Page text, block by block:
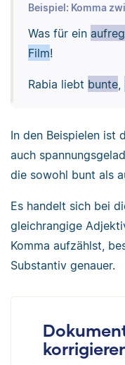
Beispiel: Komma
Was für ein
Film!
Rabia liebt bunte,
In den Beispielen ist
auch
die sowohl bunt als
Es handelt sich bei
gleichrangige
Komma aufzählst,
Substantiv genauer.